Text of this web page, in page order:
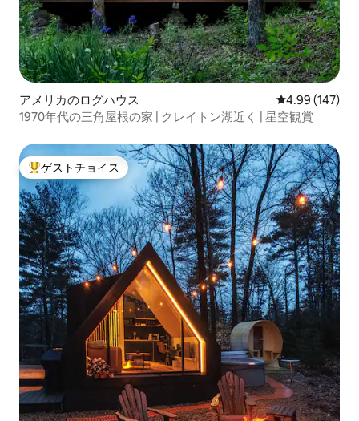
アメリカのログハウス レビュー147
4.99 (147)
1970年代の三角屋根の家 | クレイトン湖近く | 星空観賞
大好評のゲストチョイスです。
ゲストチョイス